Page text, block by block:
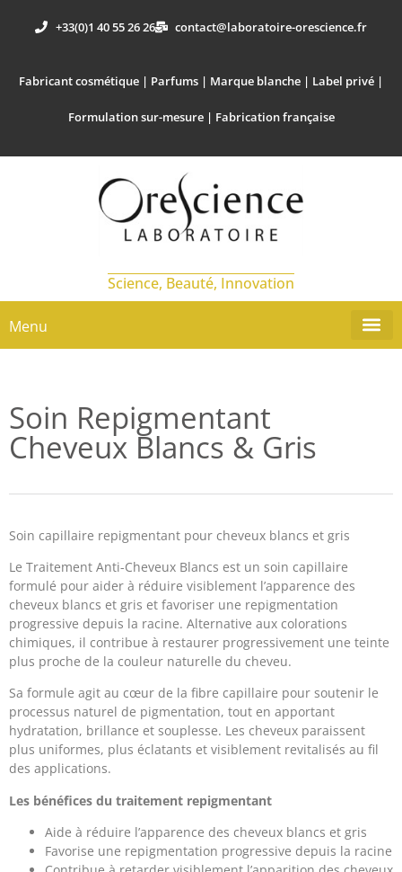
+33(0)1 40 55 26 26 contact@laboratoire-orescience.fr
Fabricant cosmétique | Parfums | Marque blanche | Label privé |
Formulation sur-mesure | Fabrication française
Science, Beauté, Innovation
Menu
Soin Repigmentant
Cheveux Blancs & Gris
Soin capillaire repigmentant pour cheveux blancs et gris
Le Traitement Anti-Cheveux Blancs est un soin capillaire
formulé pour aider à réduire visiblement l’apparence des
cheveux blancs et gris et favoriser une repigmentation
progressive depuis la racine. Alternative aux colorations
chimiques, il contribue à restaurer progressivement une teinte
plus proche de la couleur naturelle du cheveu.
Sa formule agit au cœur de la fibre capillaire pour soutenir le
processus naturel de pigmentation, tout en apportant
hydratation, brillance et souplesse. Les cheveux paraissent
plus uniformes, plus éclatants et visiblement revitalisés au fil
des applications.
Les bénéfices du traitement repigmentant
Aide à réduire l’apparence des cheveux blancs et gris
Favorise une repigmentation progressive depuis la racine